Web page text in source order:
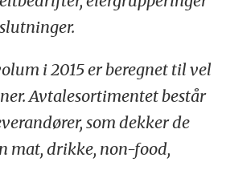
i 2015 er beregnet til vel
Avtalesortimentet består
som dekker de
mat, drikke, non-food,